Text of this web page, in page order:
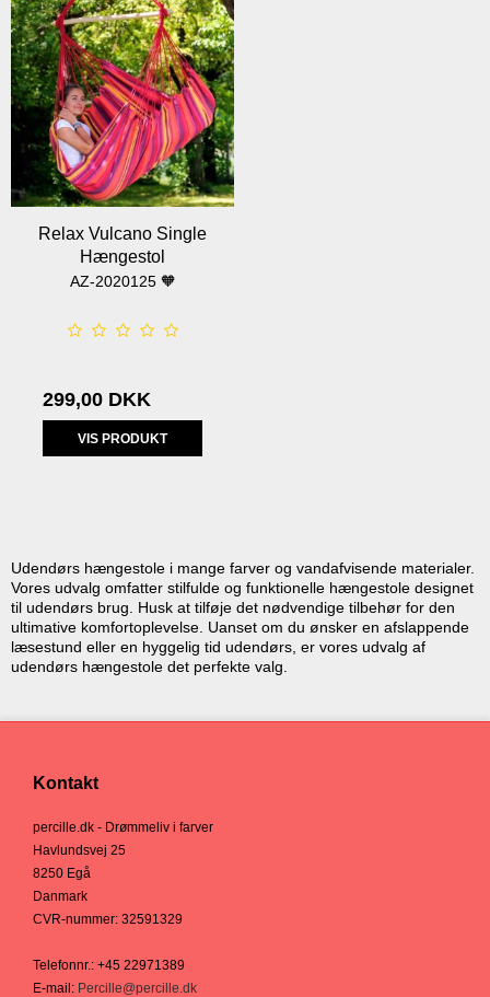
Relax Vulcano Single
Hængestol
AZ-2020125 🧡
299,00 DKK
VIS PRODUKT
Udendørs hængestole i mange farver og vandafvisende materialer.
Vores udvalg omfatter stilfulde og funktionelle hængestole designet
til udendørs brug. Husk at tilføje det nødvendige tilbehør for den
ultimative komfortoplevelse. Uanset om du ønsker en afslappende
læsestund eller en hyggelig tid udendørs, er vores udvalg af
udendørs hængestole det perfekte valg.
Kontakt
percille.dk - Drømmeliv i farver
Havlundsvej 25
8250 Egå
Danmark
CVR-nummer: 32591329
Telefonnr. : +45 22971389
E-mail: Percille@percille.dk